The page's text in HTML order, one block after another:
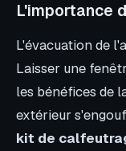
L'importance
L'évacuation de
Laisser une
les bénéfices de
extérieur
kit de